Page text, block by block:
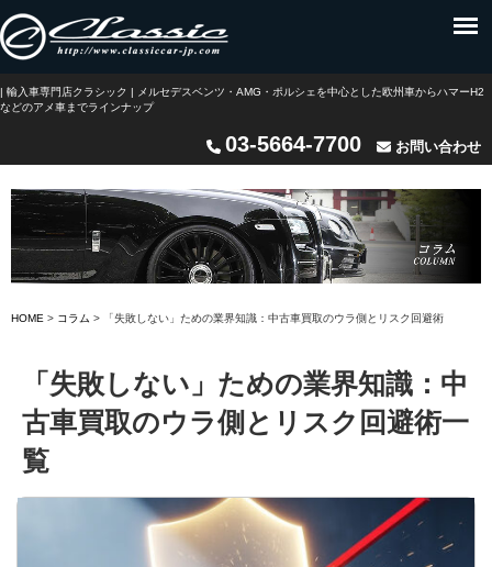
| 輸入車専門店クラシック | メルセデスベンツ・AMG・ポルシェを中心とした欧州車からハマーH2
などのアメ車までラインナップ
03-5664-7700 お問い合わせ
HOME > コラム > 「失敗しない」ための業界知識：中古車買取のウラ側とリスク回避術
「失敗しない」ための業界知識：中
古車買取のウラ側とリスク回避術一
覧